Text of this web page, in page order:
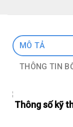
MÔ TẢ
THÔNG TIN
Thông số kỹ